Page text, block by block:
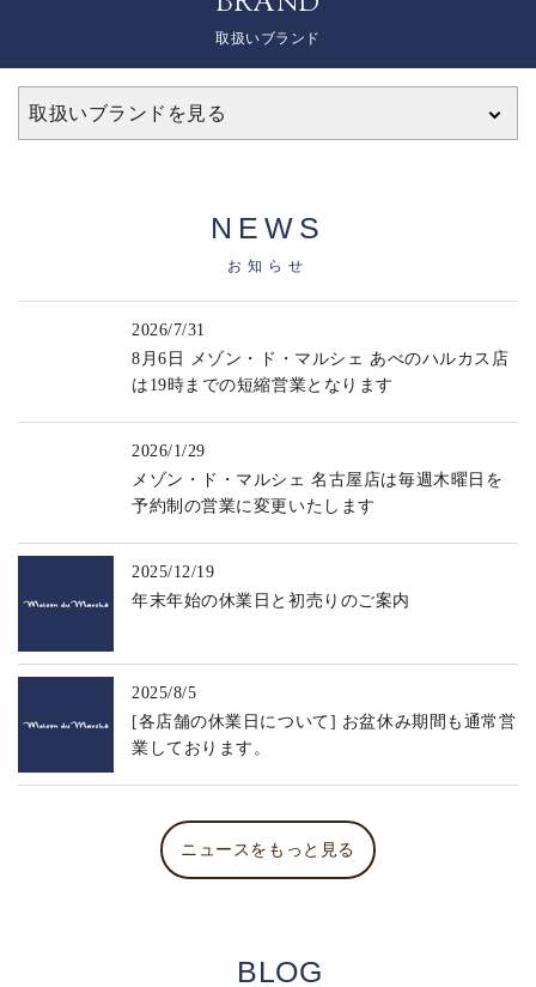
取扱いブランド
取扱いブランドを見る
NEWS
お知らせ
2026/7/31
8月6日 メゾン・ド・マルシェ あべのハルカス店
は19時までの短縮営業となります
2026/1/29
メゾン・ド・マルシェ 名古屋店は毎週木曜日を
予約制の営業に変更いたします
2025/12/19
年末年始の休業日と初売りのご案内
2025/8/5
[各店舗の休業日について] お盆休み期間も通常営
業しております。
ニュースをもっと見る
BLOG